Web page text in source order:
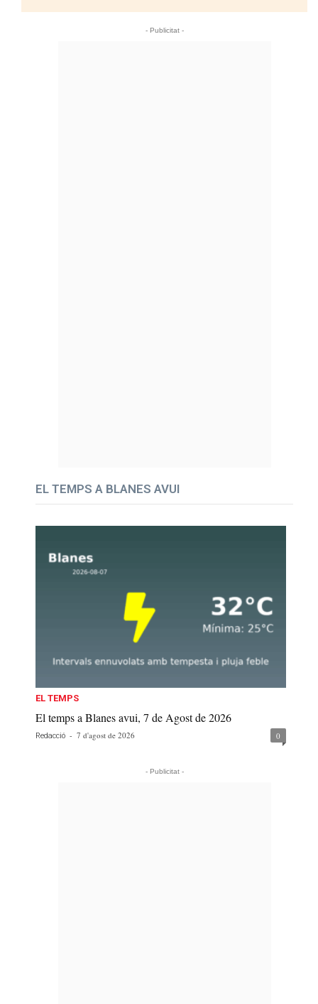
- Publicitat -
EL TEMPS A BLANES AVUI
EL TEMPS
El temps a Blanes avui, 7 de Agost de 2026
Redacció - 7 d'agost de 2026 0
- Publicitat -